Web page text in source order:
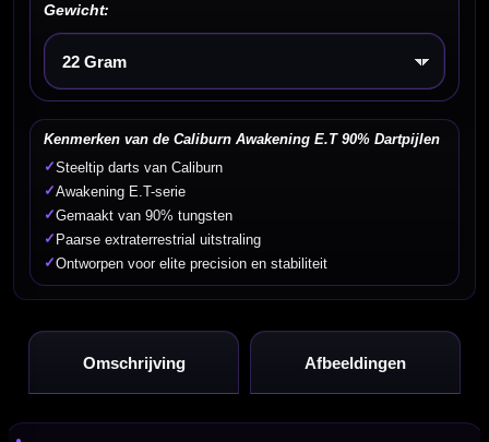
Gewicht:
Kies een optie
Kenmerken van de Caliburn Awakening E.T 90% Dartpijlen
✓Steeltip darts van Caliburn
✓Awakening E.T-serie
✓Gemaakt van 90% tungsten
✓ Paarse extraterrestrial uitstraling
✓Ontworpen voor elite precision en stabiliteit
Omschrijving Afbeeldingen